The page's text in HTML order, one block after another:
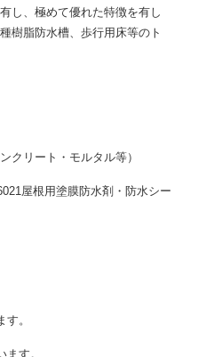
し、極めて優れた特徴を有し
樹脂防水槽、歩行用床等のト
クリート・モルタル等）
屋根用塗膜防水剤・防水シー
。
す。